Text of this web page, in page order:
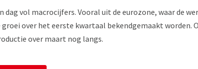
dag vol macrocijfers. Vooral uit de eurozone, waar de
over het eerste kwartaal bekendgemaakt worden.
over maart nog langs.